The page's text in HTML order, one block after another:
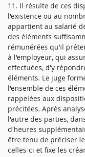
11. Il résulte de ces
l'existence ou au
appartient au salarié
des éléments
rémunérées qu'il
à l'employeur, qui
effectuées, d'y
éléments. Le juge
l'ensemble de ces
rappelées aux
précitées. Après
l'autre des parties,
d'heures
être tenu de préciser
celles-ci et fixe les